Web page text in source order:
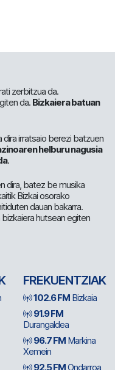
zerbitzua da.
da. Bizkaiera batuan
dira irratsaio berezi batzuen
helburu nagusia
.
dira, batez be musika
Bizkai osorako
dauan bakarra.
hutsean egiten
FREKUENTZIAK
102.6 FM Bizkaia
91.9 FM
Durangaldea
96.7 FM Markina
Xemein
92.5 FMOndarroa